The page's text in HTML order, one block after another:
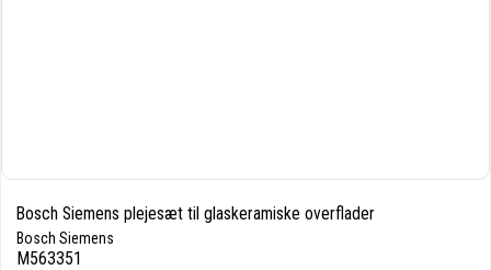
Bosch Siemens plejesæt til glaskeramiske overflader
Bosch Siemens
M563351